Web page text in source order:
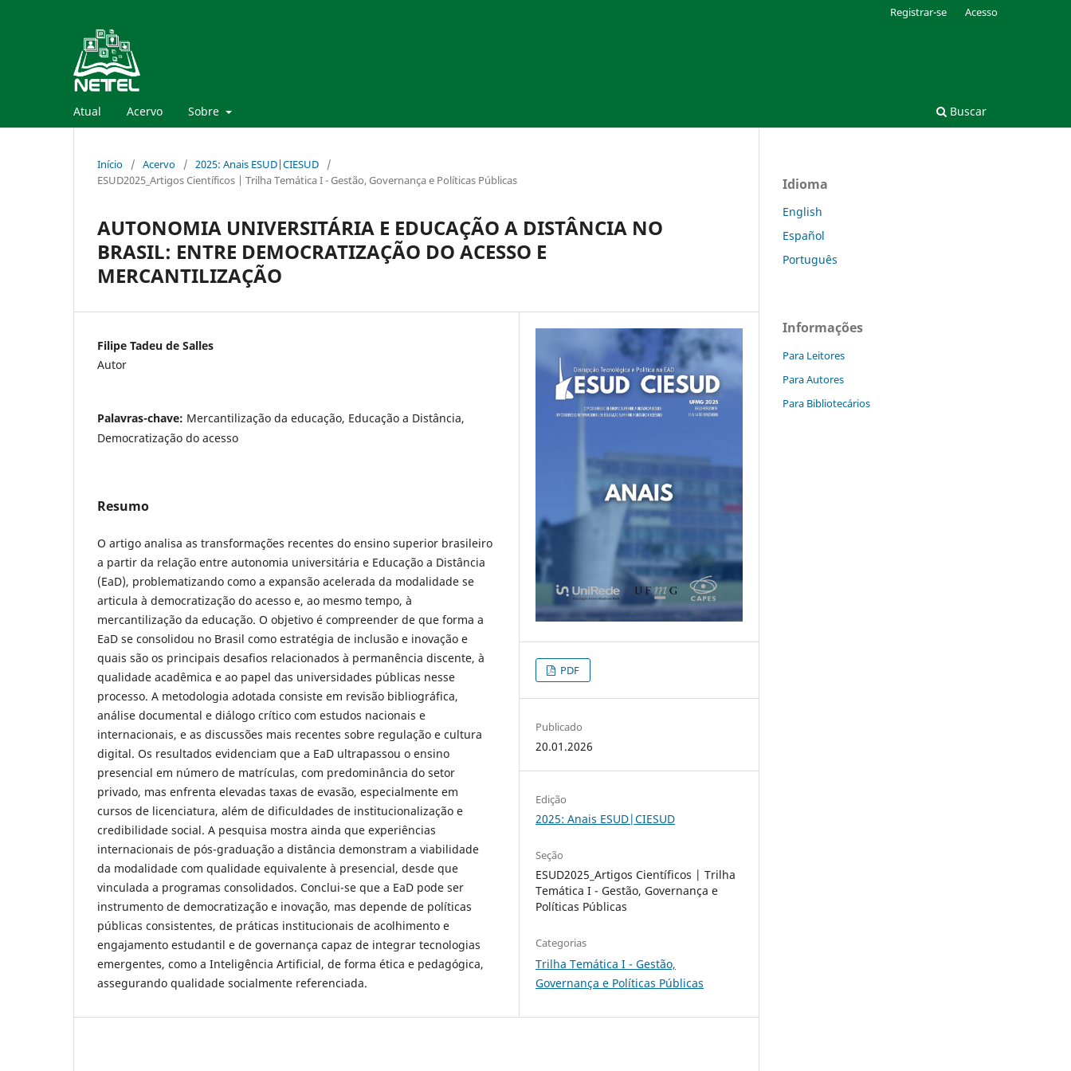
Atual Acervo Sobre Buscar
Registrar-se Acesso
Início / Acervo / 2025: Anais ESUD|CIESUD
/
ESUD2025_Artigos Científicos | Trilha Temática I - Gestão, Governança e Políticas Públicas
AUTONOMIA UNIVERSITÁRIA E EDUCAÇÃO A DISTÂNCIA NO
BRASIL: ENTRE DEMOCRATIZAÇÃO DO ACESSO E
MERCANTILIZAÇÃO
Filipe Tadeu de Salles
Autor
Palavras-chave: Mercantilização da educação, Educação a Distância,
Democratização do acesso
Resumo
O artigo analisa as transformações recentes do ensino superior brasileiro
a partir da relação entre autonomia universitária e Educação a Distância
(EaD), problematizando como a expansão acelerada da modalidade se
articula à democratização do acesso e, ao mesmo tempo, à
mercantilização da educação. O objetivo é compreender de que forma a
EaD se consolidou no Brasil como estratégia de inclusão e inovação e
quais são os principais desafios relacionados à permanência discente, à
qualidade acadêmica e ao papel das universidades públicas nesse
processo. A metodologia adotada consiste em revisão bibliográfica,
análise documental e diálogo crítico com estudos nacionais e
internacionais, e as discussões mais recentes sobre regulação e cultura
digital. Os resultados evidenciam que a EaD ultrapassou o ensino
presencial em número de matrículas, com predominância do setor
privado, mas enfrenta elevadas taxas de evasão, especialmente em
cursos de licenciatura, além de dificuldades de institucionalização e
credibilidade social. A pesquisa mostra ainda que experiências
internacionais de pós-graduação a distância demonstram a viabilidade
da modalidade com qualidade equivalente à presencial, desde que
vinculada a programas consolidados. Conclui-se que a EaD pode ser
instrumento de democratização e inovação, mas depende de políticas
públicas consistentes, de práticas institucionais de acolhimento e
engajamento estudantil e de governança capaz de integrar tecnologias
emergentes, como a Inteligência Artificial, de forma ética e pedagógica,
assegurando qualidade socialmente referenciada.
PDF
Publicado
20.01.2026
Edição
2025: Anais ESUD|CIESUD
Seção
ESUD2025_Artigos Científicos | Trilha
Temática I - Gestão, Governança e
Políticas Públicas
Categorias
Trilha Temática I - Gestão,
Governança e Políticas Públicas
Idioma
English
Español
Português
Informações
Para Leitores
Para Autores
Para Bibliotecários